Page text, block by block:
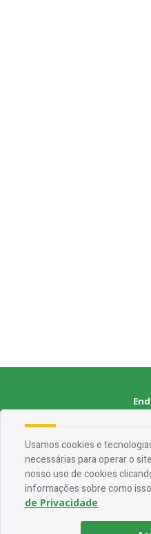
Rua Francisca Claudino
Telefone:
Email:
Horário De
Usamos cookies e
necessárias para operar o
nosso uso de cookies
informações sobre como
de Privacidade.